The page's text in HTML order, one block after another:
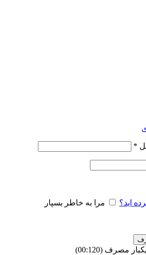
*
اید؟ مرا به خاطر بسپار
مصرف (00:
120
)